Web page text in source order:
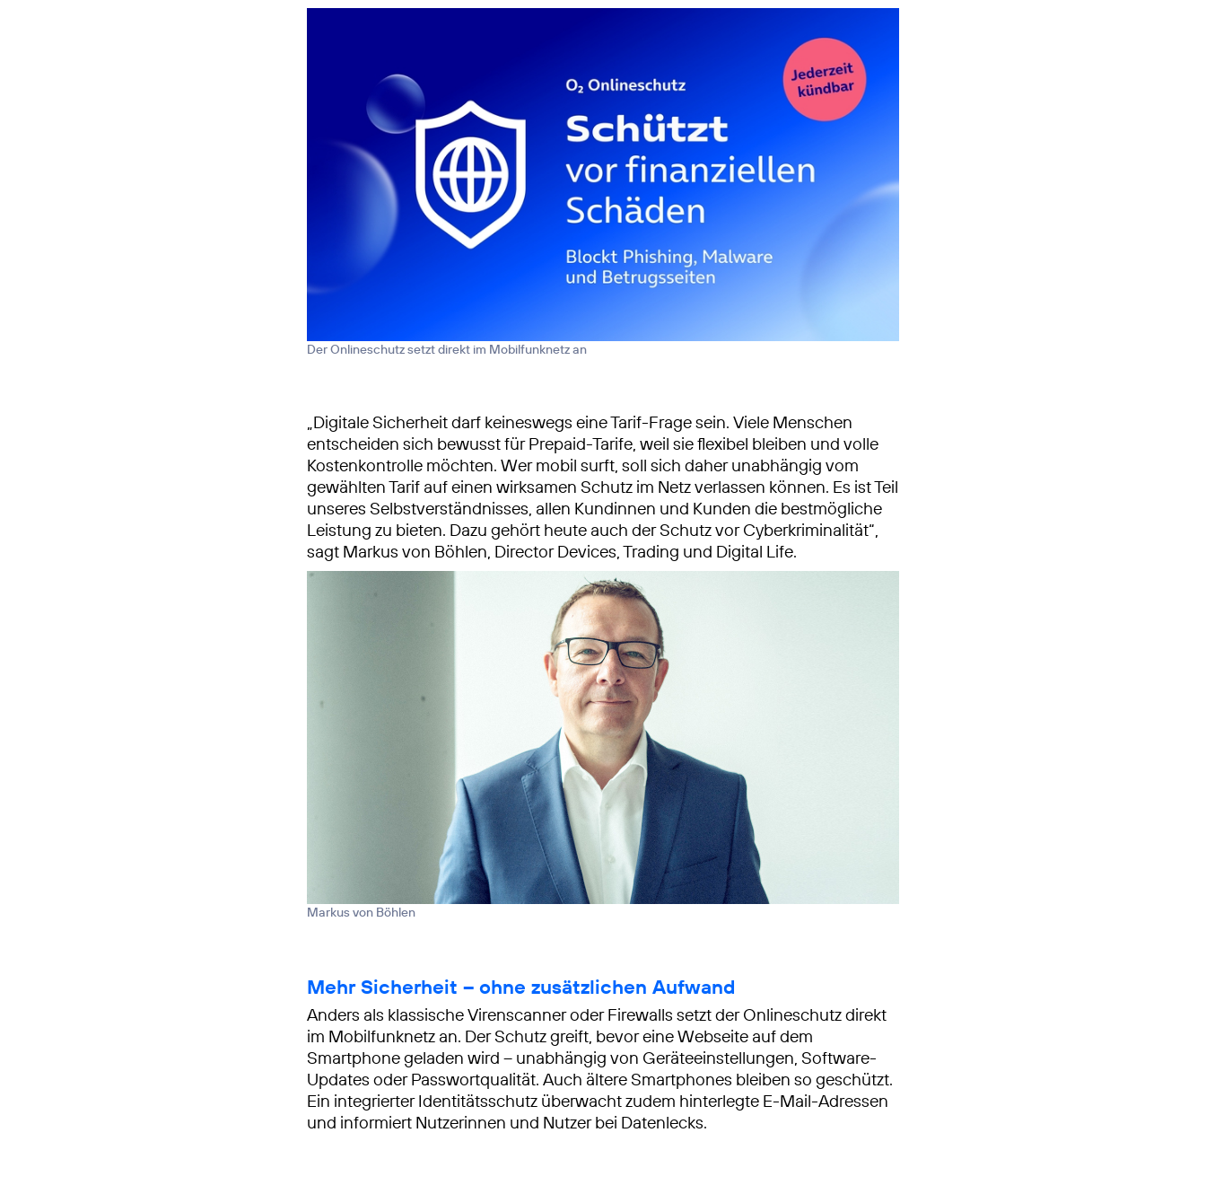
Der Onlineschutz setzt direkt im Mobilfunknetz an
„Digitale Sicherheit darf keineswegs eine Tarif-Frage sein. Viele Menschen
entscheiden sich bewusst für Prepaid-Tarife, weil sie flexibel bleiben und volle
Kostenkontrolle möchten. Wer mobil surft, soll sich daher unabhängig vom
gewählten Tarif auf einen wirksamen Schutz im Netz verlassen können. Es ist Teil
unseres Selbstverständnisses, allen Kundinnen und Kunden die bestmögliche
Leistung zu bieten. Dazu gehört heute auch der Schutz vor Cyberkriminalität“,
sagt Markus von Böhlen, Director Devices, Trading und Digital Life.
Markus von Böhlen
Mehr Sicherheit – ohne zusätzlichen Aufwand
Anders als klassische Virenscanner oder Firewalls setzt der Onlineschutz direkt
im Mobilfunknetz an. Der Schutz greift, bevor eine Webseite auf dem
Smartphone geladen wird – unabhängig von Geräteeinstellungen, Software-
Updates oder Passwortqualität. Auch ältere Smartphones bleiben so geschützt.
Ein integrierter Identitätsschutz überwacht zudem hinterlegte E-Mail-Adressen
und informiert Nutzerinnen und Nutzer bei Datenlecks.